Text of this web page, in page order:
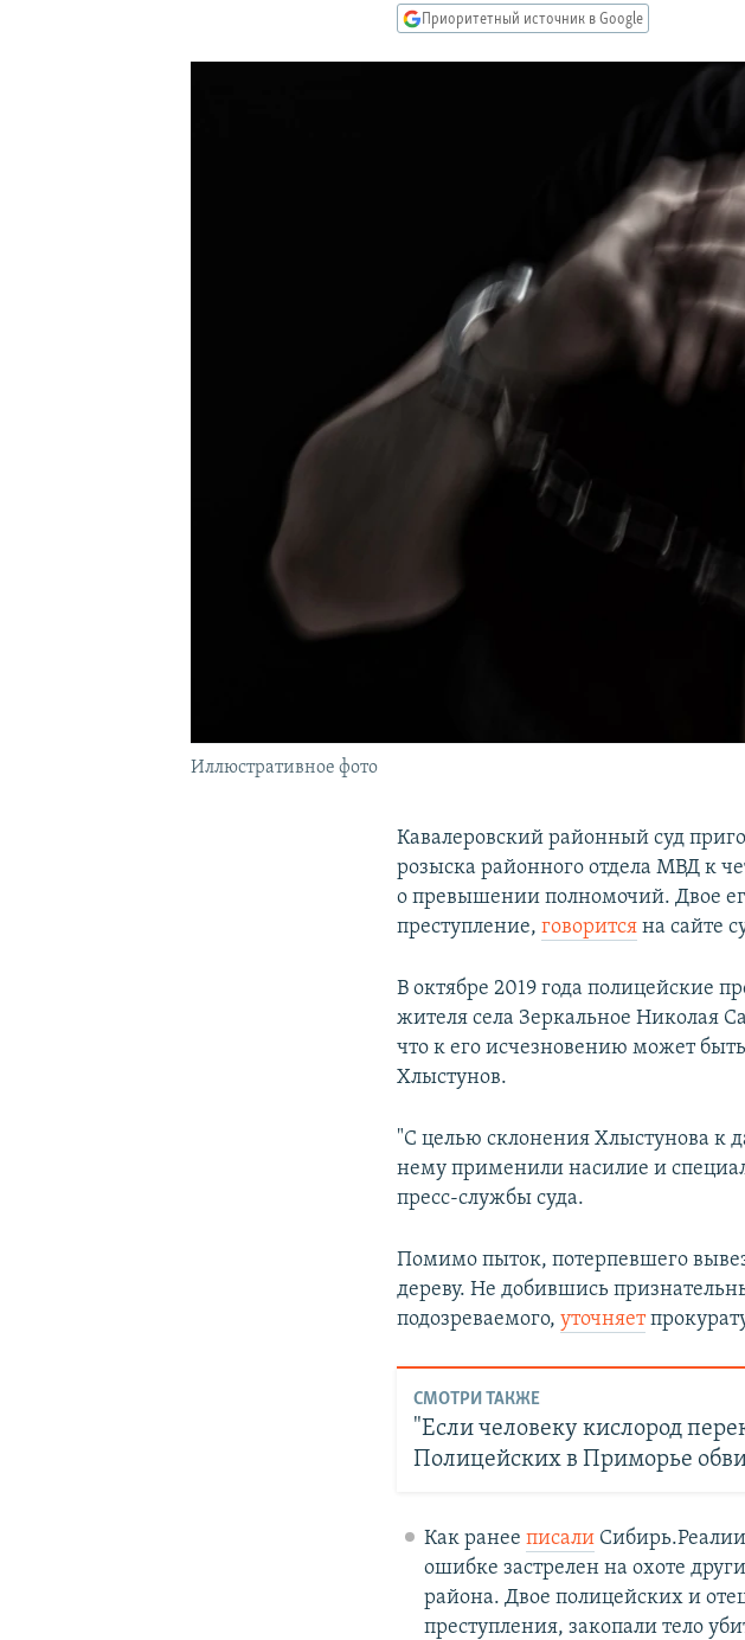
Приоритетный источник в Google
Иллюстративное фото
Кавалеровский районный суд
розыска районного отдела МВД к
о превышении полномочий. Двое
преступление,говорится на сайте
В октябре 2019 года полицейские
жителя села Зеркальное Николая
что к его исчезновению может
Хлыстунов.
"С целью склонения Хлыстунова к
нему применили насилие и
пресс-службы суда.
Помимо пыток, потерпевшего
дереву. Не добившись
подозреваемого,уточняет
СМОТРИ ТАКЖЕ
"Если человеку кислород
Полицейских в Приморье
Как ранее писали
ошибке застрелен на охоте
района. Двое полицейских и
преступления, закопали тело